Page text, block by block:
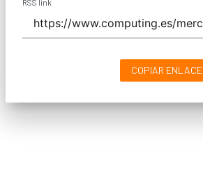
RSS link
COPIAR ENLACE